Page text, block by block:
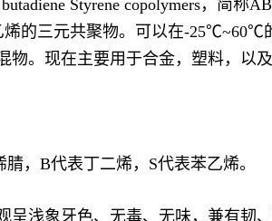
Styrene copolymers，简
的三元共聚物。可以在-
。现在主要用于合金，塑料，以及
，B代表丁二烯，S代表苯乙烯。
浅象牙色、无毒、无味，兼有韧